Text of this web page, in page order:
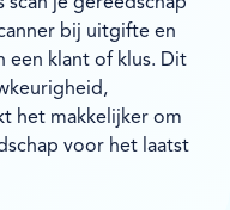
scan je gereedschap
bij uitgifte en
een klant of klus. Dit
het makkelijker om
voor het laatst